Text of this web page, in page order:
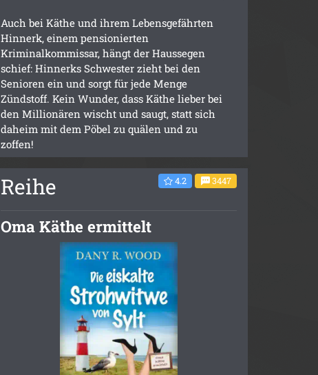
Auch bei Käthe und ihrem Lebensgefährten
Hinnerk, einem pensionierten
Kriminalkommissar, hängt der Haussegen
schief: Hinnerks Schwester zieht bei den
Senioren ein und sorgt für jede Menge
Zündstoff. Kein Wunder, dass Käthe lieber bei
den Millionären wischt und saugt, statt sich
daheim mit dem Pöbel zu quälen und zu
zoffen!
Reihe 4.2 3447
Oma Käthe ermittelt